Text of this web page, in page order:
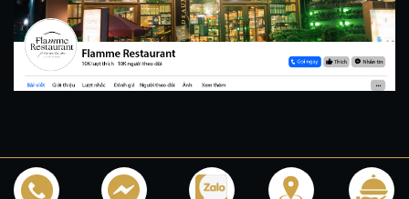
Copyright 2026 © All rights reserved. Design by InWine -